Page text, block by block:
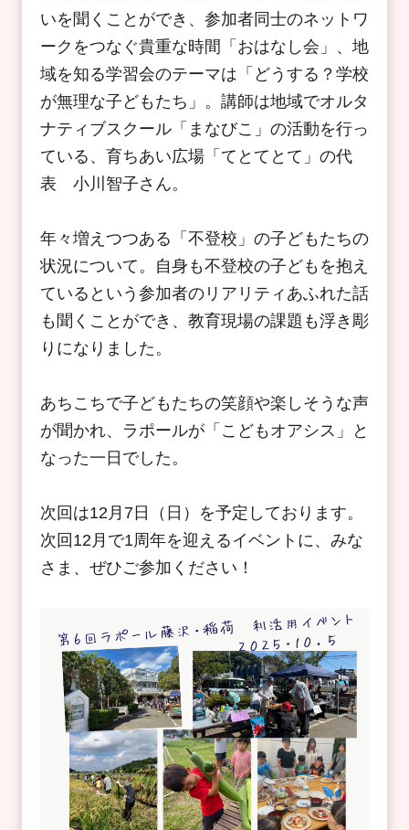
いを聞くことができ、参加者同士のネットワ
ークをつなぐ貴重な時間「おはなし会」、地
域を知る学習会のテーマは「どうする？学校
が無理な子どもたち」。講師は地域でオルタ
ナティブスクール「まなびこ」の活動を行っ
ている、育ちあい広場「てとてとて」の代
表 小川智子さん。
年々増えつつある「不登校」の子どもたちの
状況について。自身も不登校の子どもを抱え
ているという参加者のリアリティあふれた話
も聞くことができ、教育現場の課題も浮き彫
りになりました。
あちこちで子どもたちの笑顔や楽しそうな声
が聞かれ、ラポールが「こどもオアシス」と
なった一日でした。
次回は12月7日（日）を予定しております。
次回12月で1周年を迎えるイベントに、みな
さま、ぜひご参加ください！